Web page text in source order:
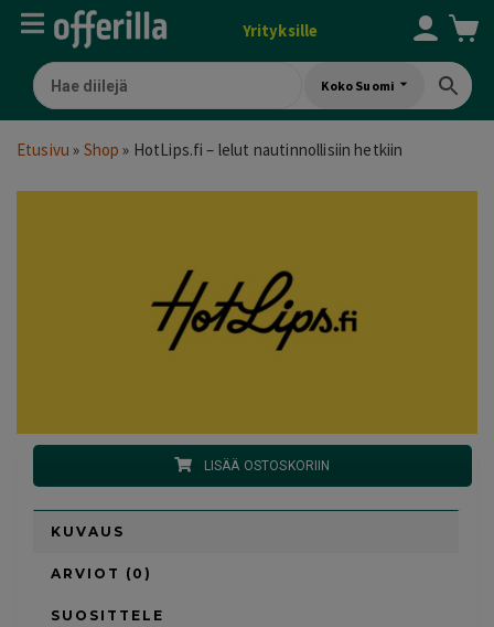
Yrityksille
Koko Suomi
Etusivu » Shop » HotLips.fi – lelut nautinnollisiin hetkiin
LISÄÄ OSTOSKORIIN
KUVAUS
ARVIOT (0)
SUOSITTELE